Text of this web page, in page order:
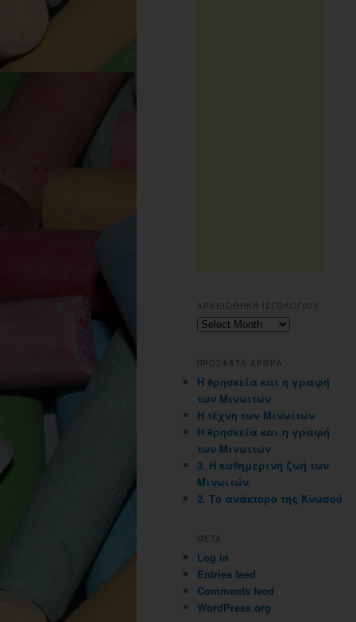
ΑΡΧΕΙΟΘΗΚΗ ΙΣΤΟΛΟΓΙΟΥ
Αρχειοθηκη
ΠΡΟΣΦΑΤΑ ΑΡΘΡΑ
Η θρησκεία και η γραφή
των Μινωιτών
Η τέχνη των Μινωιτών
Η θρησκεία και η γραφή
των Μινωιτών
3. Η καθημερινή ζωή των
Μινωιτών
2. Το ανάκτορο της Κνωσού
META
Log in
Entries feed
Comments feed
WordPress.org